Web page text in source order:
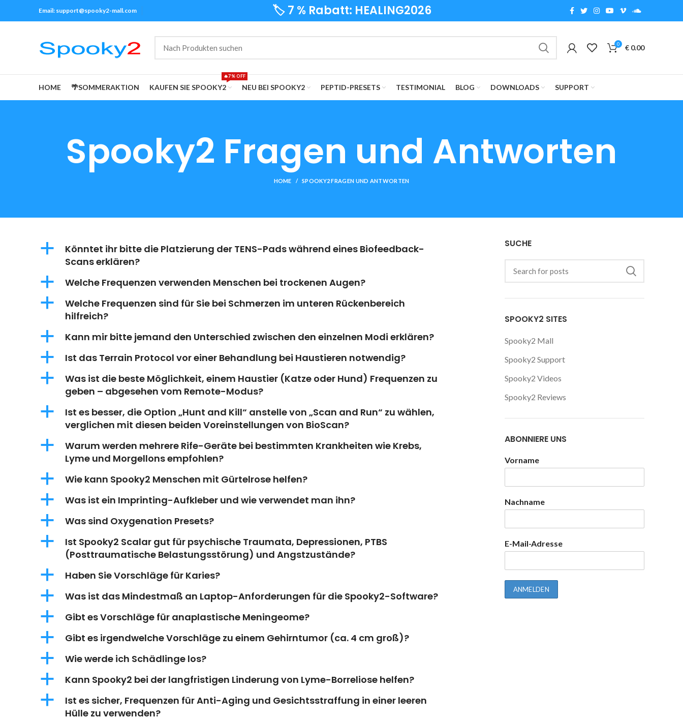
Email: support@spooky2-mall.com 🏷️ 7 % Rabatt: HEALING2026
0 € 0.00
HOME 🌴SOMMERAKTION KAUFEN SIE SPOOKY2
🔥7% OFF
NEU BEI SPOOKY2 PEPTID-PRESETS TESTIMONIAL BLOG DOWNLOADS SUPPORT
Spooky2 Fragen und Antworten
HOME SPOOKY2 FRAGEN UND ANTWORTEN
a
Könntet ihr bitte die Platzierung der TENS-Pads während eines Biofeedback-
Scans erklären?
a Welche Frequenzen verwenden Menschen bei trockenen Augen?
a
Welche Frequenzen sind für Sie bei Schmerzen im unteren Rückenbereich
hilfreich?
a Kann mir bitte jemand den Unterschied zwischen den einzelnen Modi erklären?
a Ist das Terrain Protocol vor einer Behandlung bei Haustieren notwendig?
a
Was ist die beste Möglichkeit, einem Haustier (Katze oder Hund) Frequenzen zu
geben – abgesehen vom Remote-Modus?
a
Ist es besser, die Option „Hunt and Kill“ anstelle von „Scan and Run“ zu wählen,
verglichen mit diesen beiden Voreinstellungen von BioScan?
a
Warum werden mehrere Rife-Geräte bei bestimmten Krankheiten wie Krebs,
Lyme und Morgellons empfohlen?
a Wie kann Spooky2 Menschen mit Gürtelrose helfen?
a Was ist ein Imprinting-Aufkleber und wie verwendet man ihn?
a Was sind Oxygenation Presets?
a
Ist Spooky2 Scalar gut für psychische Traumata, Depressionen, PTBS
(Posttraumatische Belastungsstörung) und Angstzustände?
a Haben Sie Vorschläge für Karies?
a Was ist das Mindestmaß an Laptop-Anforderungen für die Spooky2-Software?
a Gibt es Vorschläge für anaplastische Meningeome?
a Gibt es irgendwelche Vorschläge zu einem Gehirntumor (ca. 4 cm groß)?
a Wie werde ich Schädlinge los?
a Kann Spooky2 bei der langfristigen Linderung von Lyme-Borreliose helfen?
a
Ist es sicher, Frequenzen für Anti-Aging und Gesichtsstraffung in einer leeren
Hülle zu verwenden?
SUCHE
SPOOKY2 SITES
Spooky2 Mall
Spooky2 Support
Spooky2 Videos
Spooky2 Reviews
ABONNIERE UNS
Vorname
Nachname
E-Mail-Adresse